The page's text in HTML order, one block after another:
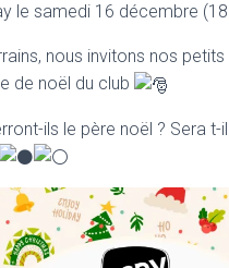
le samedi 16 décembre
nous invitons nos
de noël du club
ils le père noël ? Sera t-